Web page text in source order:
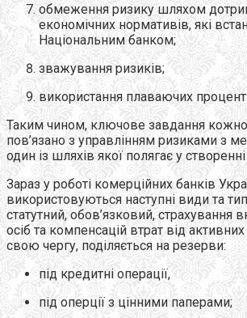
обмеження ризику шляхом
економічних нормативів, які
Національним банком;
зважування ризиків;
використання плаваючих
Таким чином, ключове завдання
пов’язано з управлінням ризиками з
один із шляхів якої полягає у
Зараз у роботі комерційних банків
використовуються наступні види та
статутний, обов’язковий, страхування
осіб та компенсацій втрат від
свою чергу, поділяється на резерви:
під кредитні операції,
під оперції з цінними паперами;